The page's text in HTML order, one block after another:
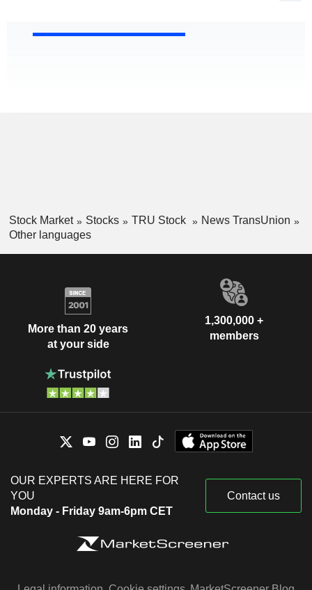
Stock Market Stocks TRU Stock
News TransUnion
Other languages
More than 20 years
at your side
1,300,000 +
members
OUR EXPERTS ARE HERE FOR
YOU
Monday - Friday 9am-6pm CET
Contact us